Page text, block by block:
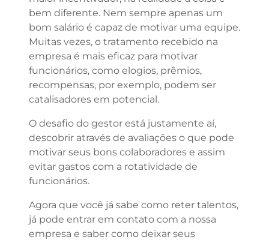
bem diferente. Nem sempre apenas um
bom salário é capaz de motivar uma equipe.
Muitas vezes, o tratamento recebido na
empresa é mais eficaz para motivar
funcionários, como elogios, prêmios,
recompensas, por exemplo, podem ser
catalisadores em potencial.
O desafio do gestor está justamente aí,
descobrir através de avaliações o que pode
motivar seus bons colaboradores e assim
evitar gastos com a rotatividade de
funcionários.
Agora que você já sabe como reter talentos,
já pode entrar em contato com a nossa
empresa e saber como deixar seus